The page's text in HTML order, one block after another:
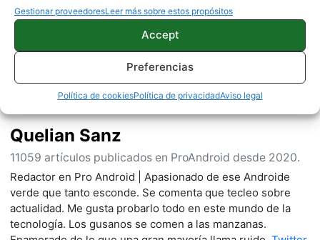
Gestionar proveedoresLeer más sobre estos propósitos
Accept
Preferencias
Política de cookiesPolítica de privacidadAviso legal
Quelian Sanz
11059 artículos publicados en ProAndroid desde 2020.
Redactor en Pro Android | Apasionado de ese Androide
verde que tanto esconde. Se comenta que tecleo sobre
actualidad. Me gusta probarlo todo en este mundo de la
tecnología. Los gusanos se comen a las manzanas.